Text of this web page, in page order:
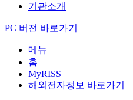
기관소개
PC 버전 바로가기
메뉴
홈
MyRISS
해외전자정보 바로가기